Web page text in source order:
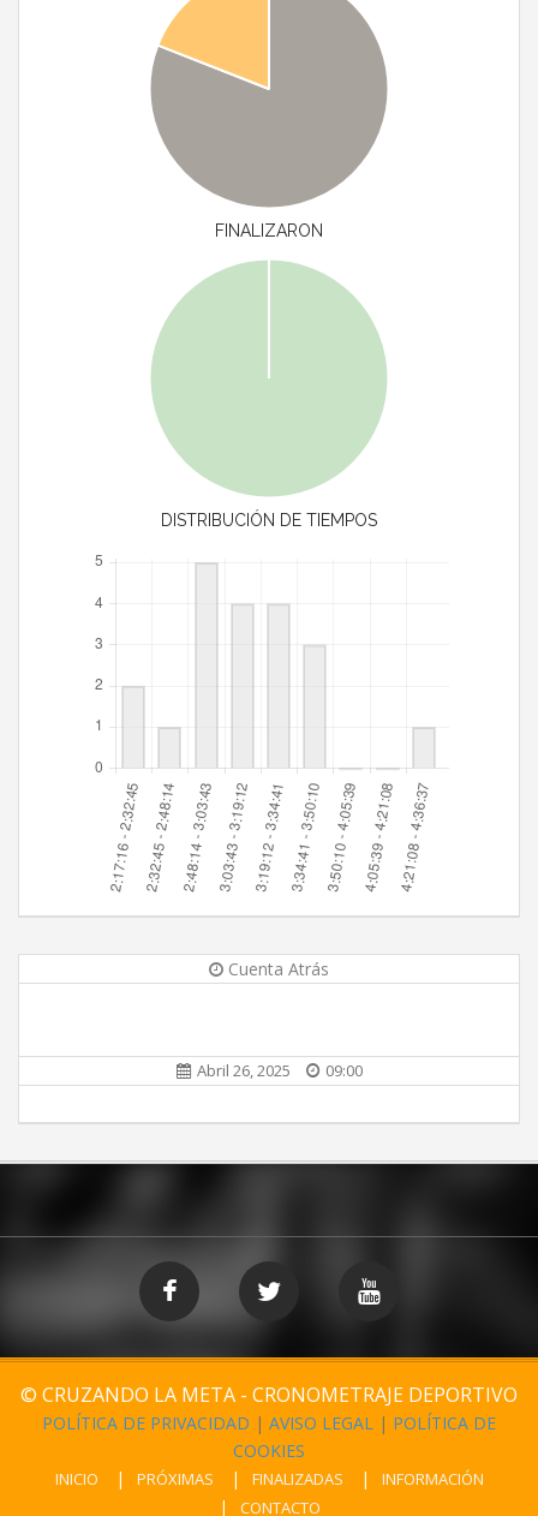
FINALIZARON
DISTRIBUCIÓN DE TIEMPOS
Cuenta Atrás
Abril 26, 2025 09:00
© CRUZANDO LA META - CRONOMETRAJE DEPORTIVO
POLÍTICA DE PRIVACIDAD | AVISO LEGAL | POLÍTICA DE
COOKIES
INICIO PRÓXIMAS FINALIZADAS
INFORMACIÓN
CONTACTO